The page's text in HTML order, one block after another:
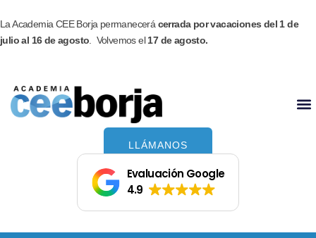
contenido
La Academia CEE Borja permanecerá cerrada por vacaciones del 1 de
julio al 16 de agosto . Volvemos el17 de agosto.
LLÁMANOS
Evaluación Google
4.9